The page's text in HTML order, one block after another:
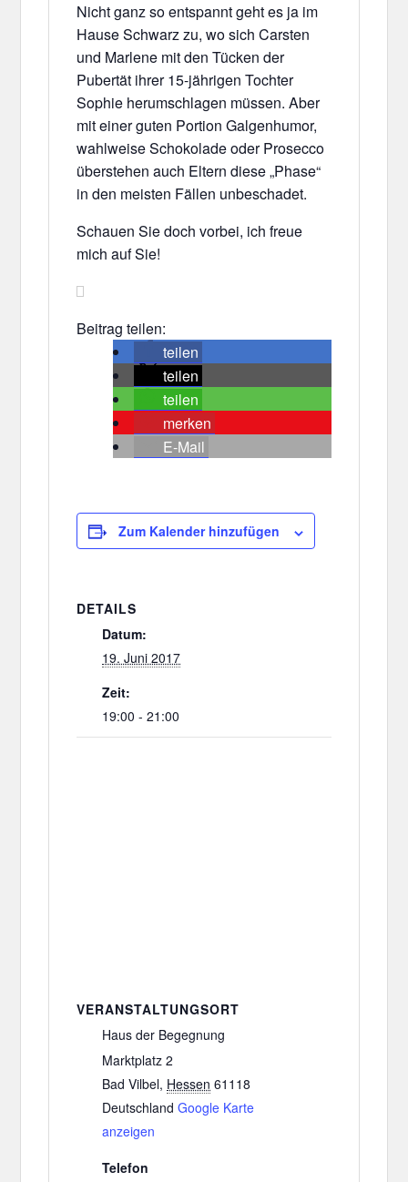
Nicht ganz so entspannt geht es ja im
Hause Schwarz zu, wo sich Carsten
und Marlene mit den Tücken der
Pubertät ihrer 15-jährigen Tochter
Sophie herumschlagen müssen. Aber
mit einer guten Portion Galgenhumor,
wahlweise Schokolade oder Prosecco
überstehen auch Eltern diese „Phase“
in den meisten Fällen unbeschadet.
Schauen Sie doch vorbei, ich freue
mich auf Sie!
Beitrag teilen:
teilen
teilen
teilen
merken
E-Mail
Zum Kalender hinzufügen
DETAILS
Datum:
19. Juni 2017
Zeit:
19:00 - 21:00
VERANSTALTUNGSORT
Haus der Begegnung
Marktplatz 2
Bad Vilbel, Hessen 61118
Deutschland Google Karte
anzeigen
Telefon